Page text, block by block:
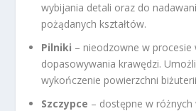
wybijania detali oraz do
pożądanych kształtów.
Pilniki – nieodzowne w procesie
dopasowywania krawędzi.
wykończenie powierzchni
Szczypce – dostępne w